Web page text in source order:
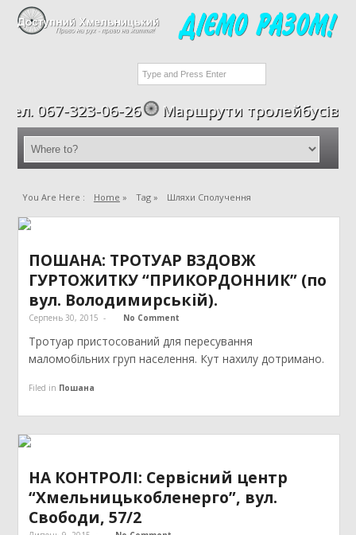
067-323-06-26 Маршрути тролейбусів
You Are Here : Home » Tag » Шляхи Сполучення
ПОШАНА: ТРОТУАР ВЗДОВЖ
ГУРТОЖИТКУ “ПРИКОРДОННИК” (по
вул. Володимирській).
Серпень 30, 2015 - No Comment
Тротуар пристосований для пересування
маломобільних груп населення. Кут нахилу дотримано.
Filed in Пошана
НА КОНТРОЛІ: Сервісний центр
“Хмельницькобленерго”, вул.
Свободи, 57/2